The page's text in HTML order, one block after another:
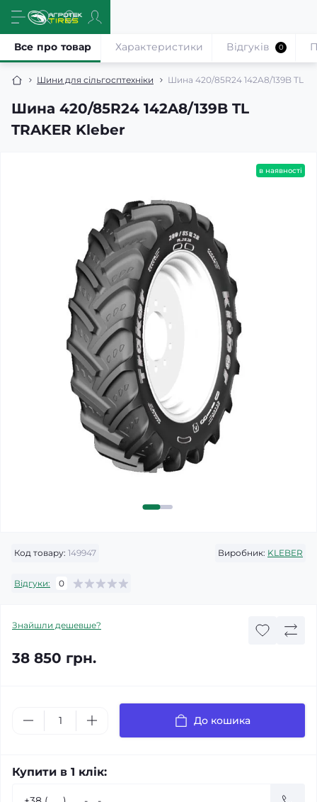
Шини для сільгосптехніки Шина 420/85R24 142A8/139B TL
Шина 420/85R24 142A8/139B TL
TRAKER Kleber
Все про товар Характеристики Відгуків 0
в наявності
Код товару: 149947 Виробник: KLEBER
Відгуки: 0
Знайшли дешевше?
38 850 грн.
До кошика
Купити в 1 клік: